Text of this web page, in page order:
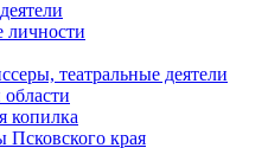
личности
театральные деятели
копилка
Псковского края